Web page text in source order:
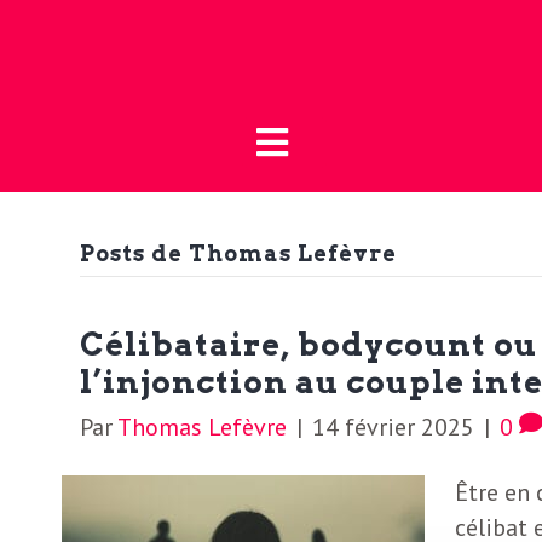
’
a
c
t
u
B
o
q
u
e
Posts de Thomas Lefèvre
Célibataire, bodycount
l’injonction au couple
ParThomas Lefèvre | 14 février 2025 | 0
Être en
célibat